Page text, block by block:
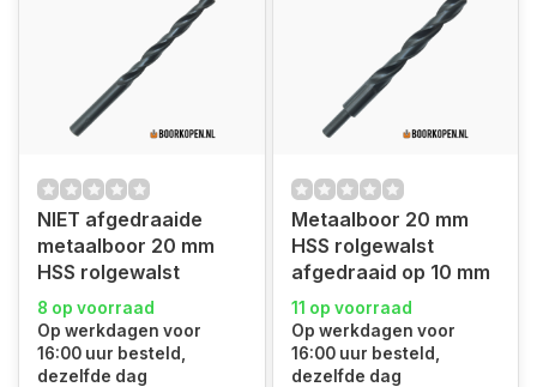
NIET afgedraaide
metaalboor 20 mm
HSS rolgewalst
8 op voorraad
Op werkdagen voor
16:00 uur besteld,
dezelfde dag
Metaalboor 20 mm
HSS rolgewalst
afgedraaid op 10 mm
11 op voorraad
Op werkdagen voor
16:00 uur besteld,
dezelfde dag